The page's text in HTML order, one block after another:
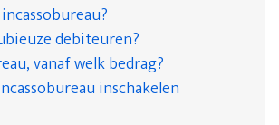
debiteuren?
vanaf welk bedrag?
inschakelen